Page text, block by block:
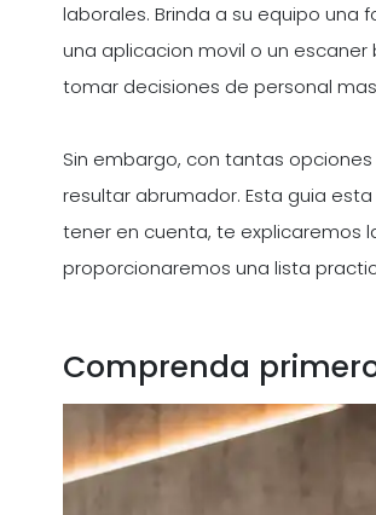
laborales. Brinda a su equipo una
una aplicacion movil o un
tomar decisiones de personal
Sin embargo, con tantas
resultar abrumador. Esta guia
tener en cuenta, te explicaremos
proporcionaremos una lista
Comprenda